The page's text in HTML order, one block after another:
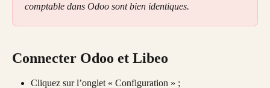
comptable dans Odoo sont bien identiques.
Connecter Odoo et Libeo
Cliquez sur l’onglet « Configuration » ;